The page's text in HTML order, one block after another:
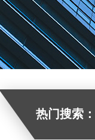
热门搜索：